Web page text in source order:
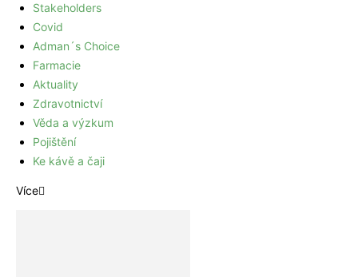
Stakeholders
Covid
Adman´s Choice
Farmacie
Aktuality
Zdravotnictví
Věda a výzkum
Pojištění
Ke kávě a čaji
Více